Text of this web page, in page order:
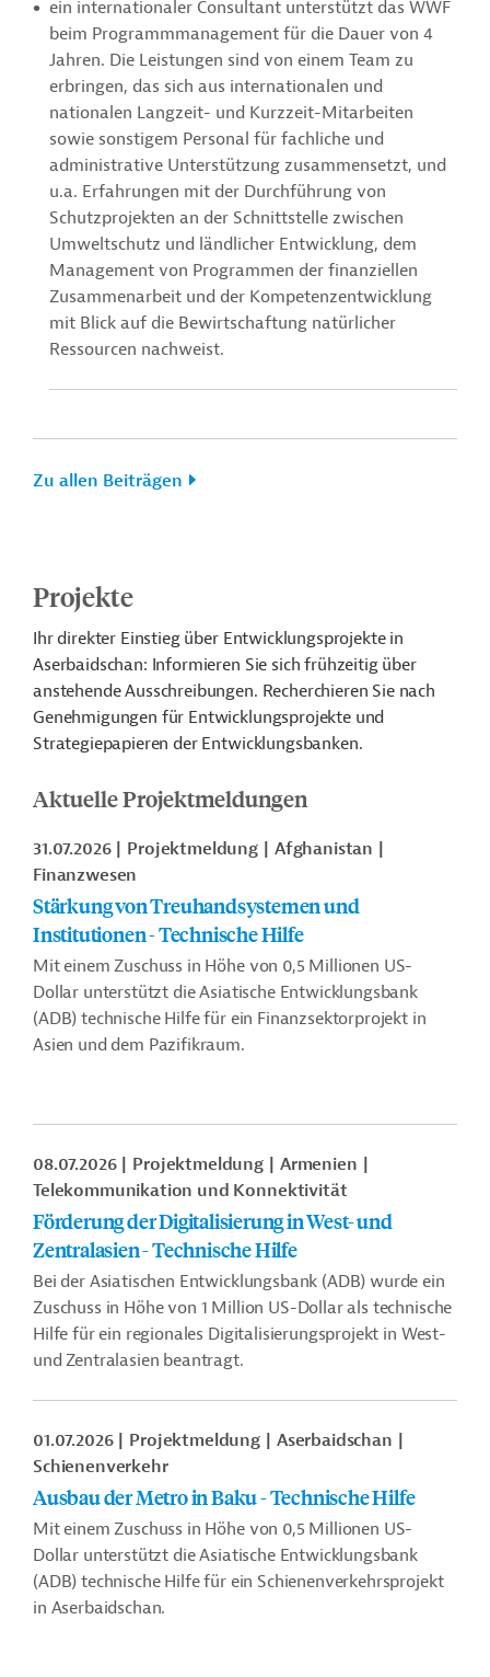
ein internationaler Consultant unterstützt das WWF
beim Programmmanagement für die Dauer von 4
Jahren. Die Leistungen sind von einem Team zu
erbringen, das sich aus internationalen und
nationalen Langzeit- und Kurzzeit-Mitarbeiten
sowie sonstigem Personal für fachliche und
administrative Unterstützung zusammensetzt, und
u.a. Erfahrungen mit der Durchführung von
Schutzprojekten an der Schnittstelle zwischen
Umweltschutz und ländlicher Entwicklung, dem
Management von Programmen der finanziellen
Zusammenarbeit und der Kompetenzentwicklung
mit Blick auf die Bewirtschaftung natürlicher
Ressourcen nachweist.
Zu allen Beiträgen
Projekte
Ihr direkter Einstieg über Entwicklungsprojekte in
Aserbaidschan: Informieren Sie sich frühzeitig über
anstehende Ausschreibungen. Recherchieren Sie nach
Genehmigungen für Entwicklungsprojekte und
Strategiepapieren der Entwicklungsbanken.
Aktuelle Projektmeldungen
31.07.2026 Projektmeldung
Afghanistan
Finanzwesen
Stärkung von Treuhandsystemen und
Institutionen - Technische Hilfe
Mit einem Zuschuss in Höhe von 0,5 Millionen US-
Dollar unterstützt die Asiatische Entwicklungsbank
(ADB) technische Hilfe für ein Finanzsektorprojekt in
Asien und dem Pazifikraum.
08.07.2026 Projektmeldung
Armenien
Telekommunikation und Konnektivität
Förderung der Digitalisierung in West- und
Zentralasien - Technische Hilfe
Bei der Asiatischen Entwicklungsbank (ADB) wurde ein
Zuschuss in Höhe von 1 Million US-Dollar als technische
Hilfe für ein regionales Digitalisierungsprojekt in West-
und Zentralasien beantragt.
01.07.2026 Projektmeldung
Aserbaidschan
Schienenverkehr
Ausbau der Metro in Baku - Technische Hilfe
Mit einem Zuschuss in Höhe von 0,5 Millionen US-
Dollar unterstützt die Asiatische Entwicklungsbank
(ADB) technische Hilfe für ein Schienenverkehrsprojekt
in Aserbaidschan.